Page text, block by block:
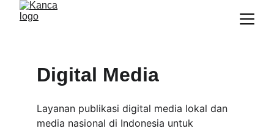
Digital Media
Layanan publikasi digital media lokal dan
media nasional di Indonesia untuk